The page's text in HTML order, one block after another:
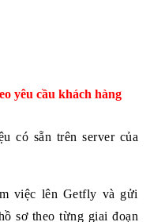
yêu cầu khách hàng
có sẵn trên server của
việc lên Getfly và gửi
sơ theo từng giai đoạn